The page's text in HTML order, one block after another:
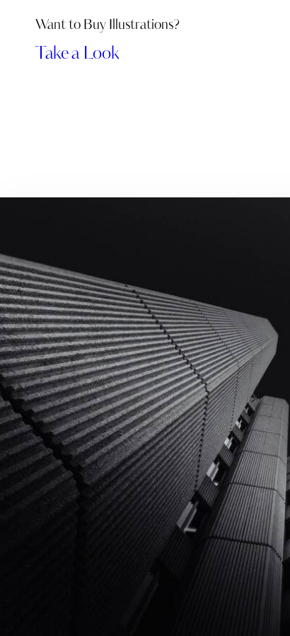
Want to Buy Illustrations?
Take a Look